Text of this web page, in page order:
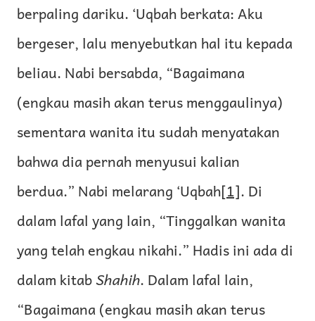
berpaling dariku. ‘Uqbah berkata: Aku
bergeser, lalu menyebutkan hal itu kepada
beliau. Nabi bersabda, “Bagaimana
(engkau masih akan terus menggaulinya)
sementara wanita itu sudah menyatakan
bahwa dia pernah menyusui kalian
berdua.” Nabi melarang ‘Uqbah[1]. Di
dalam lafal yang lain, “Tinggalkan wanita
yang telah engkau nikahi.” Hadis ini ada di
dalam kitabShahih. Dalam lafal lain,
“Bagaimana (engkau masih akan terus